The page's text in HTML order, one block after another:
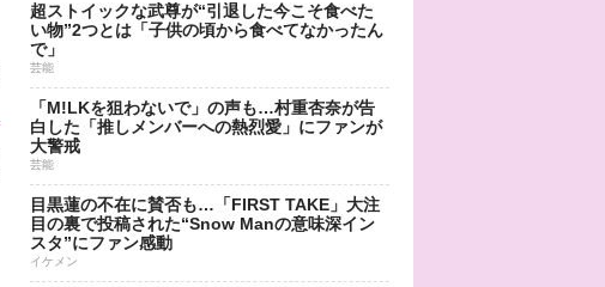
超ストイックな武尊が“引退した今こそ食べた
い物”2つとは「子供の頃から食べてなかったん
で」
芸能
「M!LKを狙わないで」の声も…村重杏奈が告
白した「推しメンバーへの熱烈愛」にファンが
大警戒
芸能
目黒蓮の不在に賛否も…「FIRST TAKE」大注
目の裏で投稿された“Snow Manの意味深イン
スタ”にファン感動
イケメン